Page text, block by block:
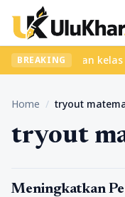
BREAKING
Temukan kelas
Home / tryout
tryout
Pendidikan
Meningkatkan